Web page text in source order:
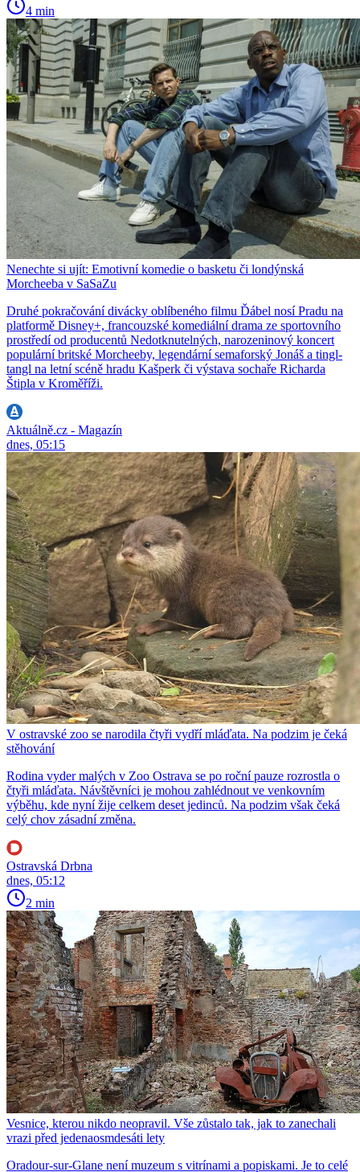
4 min
Nenechte si ujít: Emotivní komedie o basketu či londýnská
Morcheeba v SaSaZu
Druhé pokračování divácky oblíbeného filmu Ďábel nosí Pradu na
platformě Disney+, francouzské komediální drama ze sportovního
prostředí od producentů Nedotknutelných, narozeninový koncert
populární britské Morcheeby, legendární semaforský Jonáš a tingl-
tangl na letní scéně hradu Kašperk či výstava sochaře Richarda
Štipla v Kroměříži.
Aktuálně.cz - Magazín
dnes, 05:15
V ostravské zoo se narodila čtyři vydří mláďata. Na podzim je čeká
stěhování
Rodina vyder malých v Zoo Ostrava se po roční pauze rozrostla o
čtyři mláďata. Návštěvníci je mohou zahlédnout ve venkovním
výběhu, kde nyní žije celkem deset jedinců. Na podzim však čeká
celý chov zásadní změna.
Ostravská Drbna
dnes, 05:12
2 min
Vesnice, kterou nikdo neopravil. Vše zůstalo tak, jak to zanechali
vrazi před jedenaosmdesáti lety
Oradour-sur-Glane není muzeum s vitrínami a popiskami. Je to celé